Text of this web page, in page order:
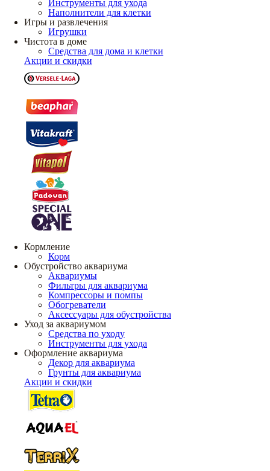
Инструменты для ухода
Наполнители для клетки
Игры и развлечения
Игрушки
Чистота в доме
Средства для дома и клетки
Акции и скидки
Кормление
Корм
Обустройство аквариума
Аквариумы
Фильтры для аквариума
Компрессоры и помпы
Обогреватели
Аксессуары для обустройства
Уход за аквариумом
Средства по уходу
Инструменты для ухода
Оформление аквариума
Декор для аквариума
Грунты для аквариума
Акции и скидки